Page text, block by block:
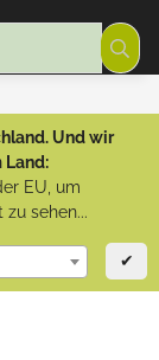
Und wir
Land:
EU, um
sehen...
✔